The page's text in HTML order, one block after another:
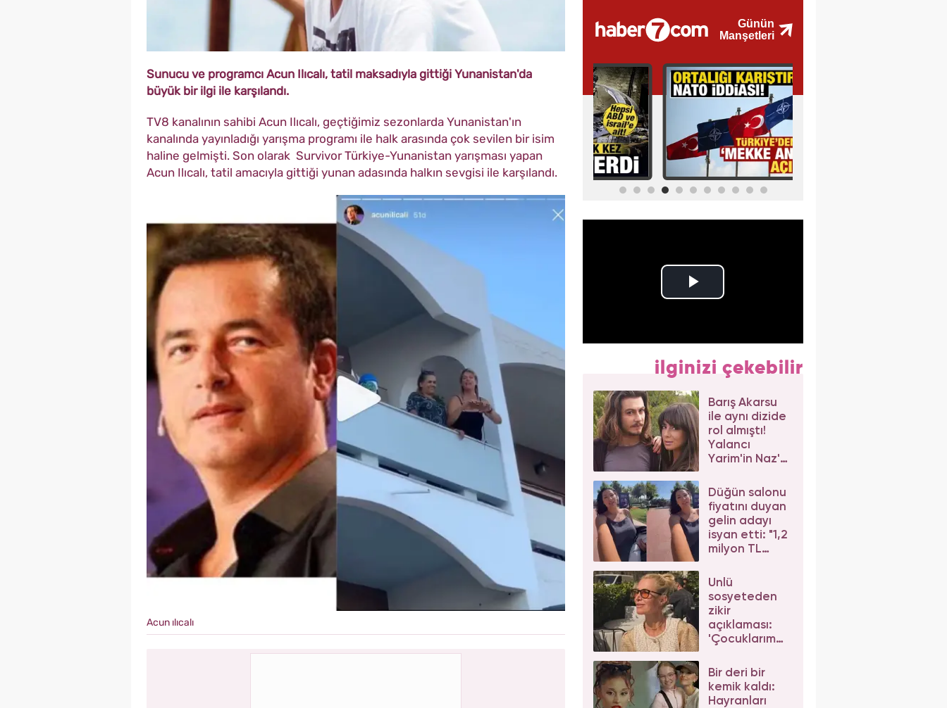
Sunucu ve programcı Acun Ilıcalı, tatil maksadıyla gittiği Yunanistan'da
büyük bir ilgi ile karşılandı.
TV8 kanalının sahibi Acun Ilıcalı, geçtiğimiz sezonlarda Yunanistan'ın
kanalında yayınladığı yarışma programı ile halk arasında çok sevilen bir isim
haline gelmişti. Son olarak Survivor Türkiye-Yunanistan yarışması yapan
Acun Ilıcalı, tatil amacıyla gittiği yunan adasında halkın sevgisi ile karşılandı.
Acun ılıcalı
ilginizi çekebilir
Barış Akarsu
ile aynı dizide
rol almıştı!
Yalancı
Yarim'in Naz'ı
beğeni yağdı
Düğün salonu
fiyatını duyan
gelin adayı
isyan etti: "1,2
milyon TL
Ünlü
sosyeteden
zikir
açıklaması:
'Çocuklarım
diyerek gelen
eleştirilere
yanıt verdi
Bir deri bir
kemik kaldı:
Hayranları